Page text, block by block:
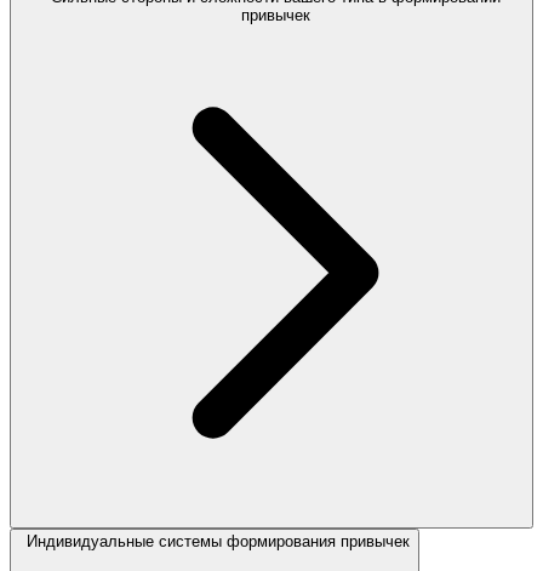
привычек
Индивидуальные системы формирования привычек